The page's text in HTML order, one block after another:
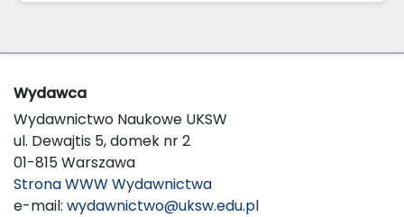
Wydawca
Wydawnictwo Naukowe UKSW
ul. Dewajtis 5, domek nr 2
01-815 Warszawa
Strona WWW Wydawnictwa
e-mail: wydawnictwo@uksw.edu.pl